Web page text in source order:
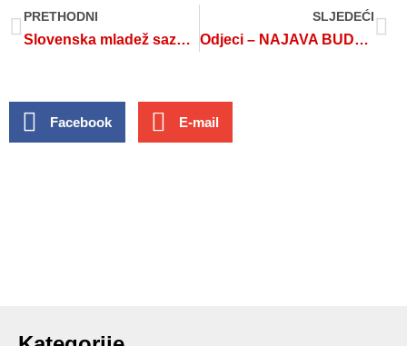
PRETHODNI
Slovenska mladež saznaje istinu o Drugom svjetskom ratu
SLJEDEĆI
Odjeci – NAJAVA BUDUĆEG JAČEG NJEGOVANJA ANTIFAŠISTIČKE TRADICIJE
Facebook E-mail